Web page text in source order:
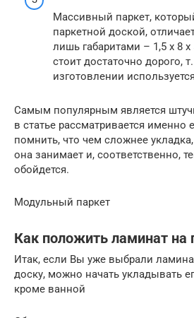
Массивный паркет,
паркетной доской,
лишь габаритами – 1,5 х 8
стоит достаточно дорого,
изготовлении
Самым популярным является
в статье рассматривается именно
помнить, что чем сложнее
она занимает и, соответственно,
обойдется.
Модульный паркет
Как положить ламинат на
Итак, если Вы уже выбрали
доску, можно начать укладывать
кроме ванной